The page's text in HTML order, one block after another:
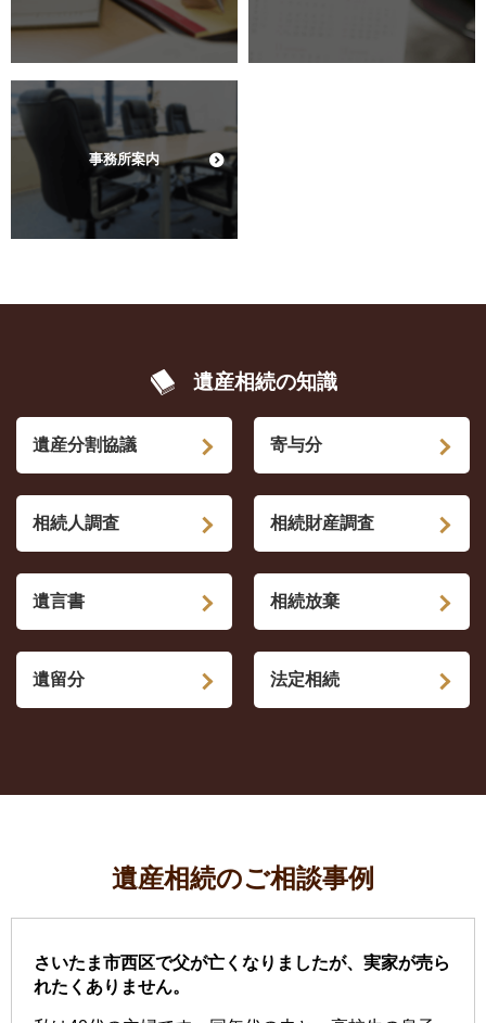
事務所案内
遺産相続の知識
遺産分割協議 寄与分
相続人調査 相続財産調査
遺言書 相続放棄
遺留分 法定相続
遺産相続のご相談事例
さいたま市西区で父が亡くなりましたが、実家が売ら
れたくありません。